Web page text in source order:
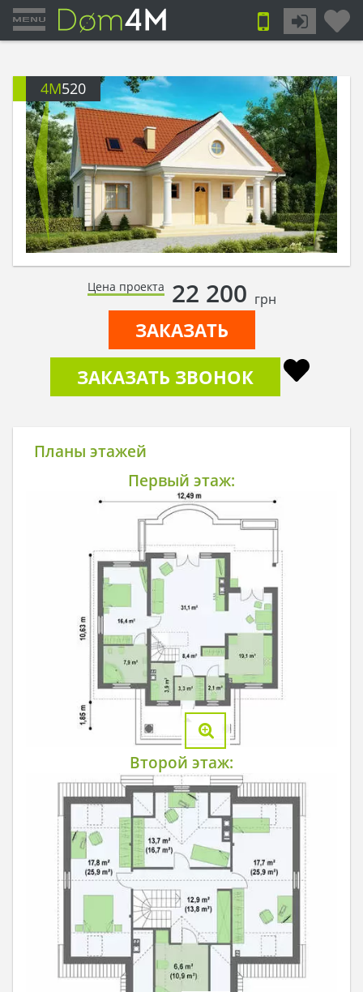
4M520
Цена проекта 22 200 грн
ЗАКАЗАТЬ
ЗАКАЗАТЬ ЗВОНОК
Планы этажей
Первый этаж:
Второй этаж: